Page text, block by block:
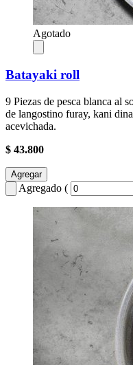
Agotado
Batayaki roll
9 Piezas de pesca blanca al
de langostino furay, kani
acevichada.
$ 43.800
Agregar
Agregado (